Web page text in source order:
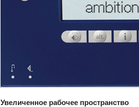
Увеличенное рабочее пространство